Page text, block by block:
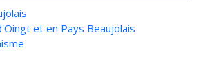
et en Pays Beaujolais